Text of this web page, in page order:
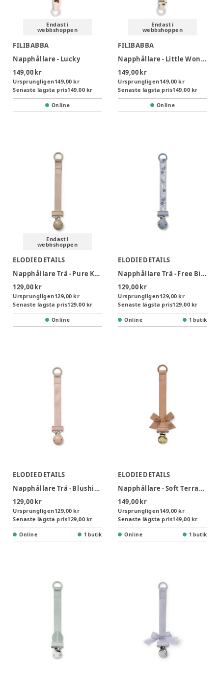
Endast i
webbshoppen
FILIBABBA
Napphållare - Lucky
149,00 kr
Ursprungligen149,00 kr
Senaste lägsta pris149,00 kr
Online
Endast i
webbshoppen
FILIBABBA
Napphållare - Little Wonders
149,00 kr
Ursprungligen149,00 kr
Senaste lägsta pris149,00 kr
Online
Endast i
webbshoppen
ELODIE DETAILS
Napphållare Trä - Pure Khaki
129,00 kr
Ursprungligen129,00 kr
Senaste lägsta pris129,00 kr
Online
ELODIE DETAILS
Napphållare Trä - Free Bird
129,00 kr
Ursprungligen129,00 kr
Senaste lägsta pris129,00 kr
Online 1 butik
ELODIE DETAILS
Napphållare Trä - Blushing Pink
129,00 kr
Ursprungligen129,00 kr
Senaste lägsta pris129,00 kr
Online 1 butik
ELODIE DETAILS
Napphållare - Soft Terracotta
149,00 kr
Ursprungligen149,00 kr
Senaste lägsta pris149,00 kr
Online 1 butik